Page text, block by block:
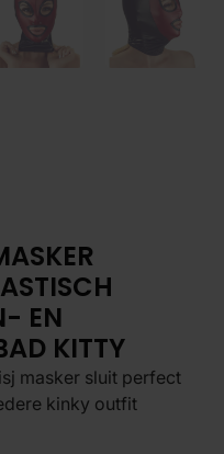
EN
KITTY
masker sluit perfect
kinky outfit